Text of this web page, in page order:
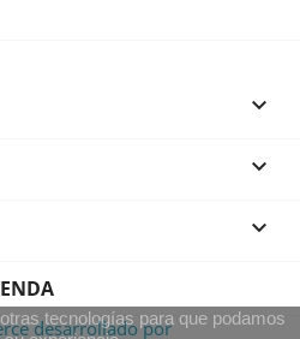



tecnologías para que podamos
desarrollado por